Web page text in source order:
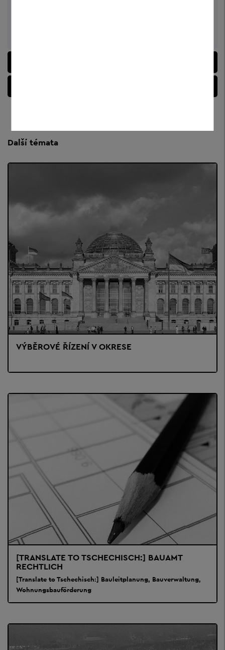
Další témata
VÝBĚROVÉ ŘÍZENÍ V OKRESE
[TRANSLATE TO TSCHECHISCH:] BAUAMT
RECHTLICH
[Translate to Tschechisch:] Bauleitplanung, Bauverwaltung,
Wohnungsbauförderung